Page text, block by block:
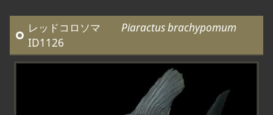
レッドコロソマ Piaractus brachypomum
ID1126